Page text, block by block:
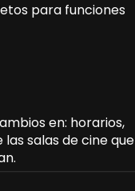
para funciones
en: horarios,
salas de cine que